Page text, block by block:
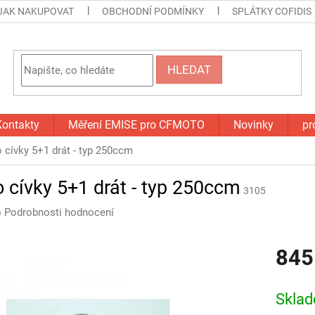
NAKUPOVAT OBCHODNÍ PODMÍNKY SPLÁTKY COFIDIS
HLEDAT
Měření EMISE pro CFMOTO Novinky
cívky 5+1 drát - typ 250ccm
cívky 5+1 drát - typ 250ccm 3105
Podrobnosti hodnocení
cena: